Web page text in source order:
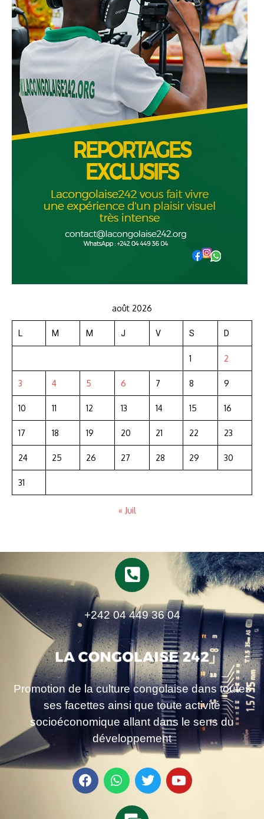
août 2026
L M M J V S D
1 2
3 4 5 6 7 8 9
10 11 12 13 14 15 16
17 18 19 20 21 22 23
24 25 26 27 28 29 30
31
« Juil
+242 04 449 36 04
Promotion de la culture congolaise dans toutes
ses facettes ainsi que toute activité
socioéconomique allant dans le sens du
développement